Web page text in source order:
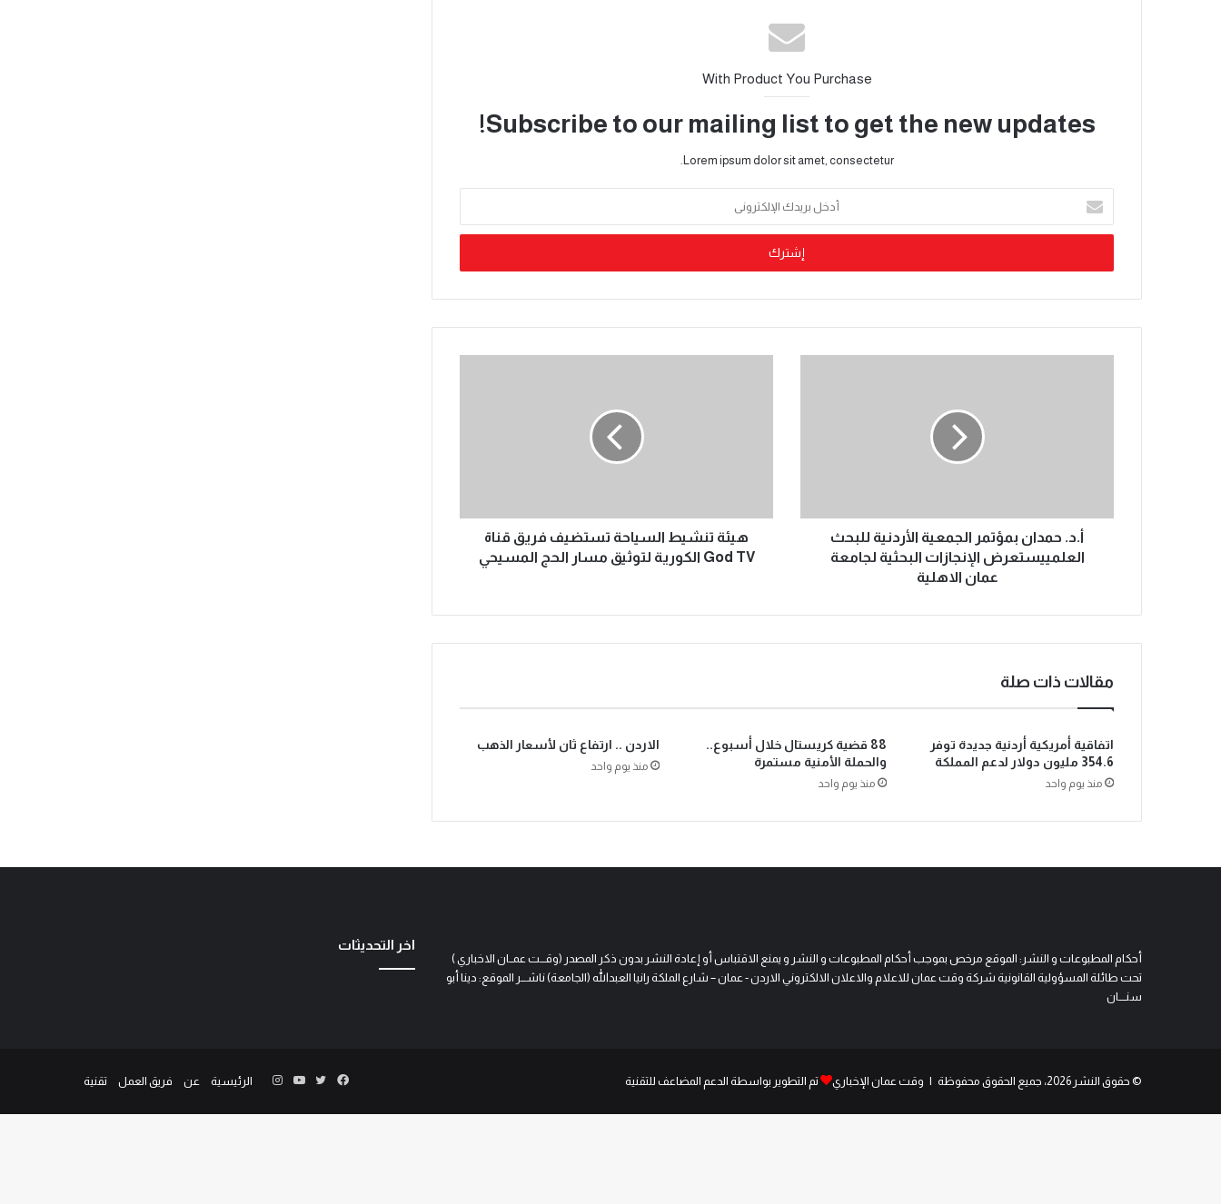
With Product You Purchase
Subscribe to our mailing list to get the new updates!
Lorem ipsum dolor sit amet, consectetur.
أ.د. حمدان بمؤتمر الجمعية الأردنية للبحث
العلمييستعرض الإنجازات البحثية لجامعة
عمان الاهلية
هيئة تنشيط السياحة تستضيف فريق قناة
God TV الكورية لتوثيق مسار الحج المسيحي
مقالات ذات صلة
اتفاقية أمريكية أردنية جديدة توفر
354.6 مليون دولار لدعم المملكة
منذ يوم واحد
88 قضية كريستال خلال أسبوع..
والحملة الأمنية مستمرة
منذ يوم واحد
الاردن .. ارتفاع ثان لأسعار الذهب
منذ يوم واحد
أحكام المطبوعات و النشر: الموقع مرخص بموجب أحكام المطبوعات و النشر و يمنع الاقتباس أو إعادة النشر بدون ذكر المصدر (وقـــت عمــان الاخباري )
تحت طائلة المسؤولية القانونية شركة وقت عمان للاعلام والاعلان الالكتروني الاردن - عمان – شارع الملكة رانيا العبدالله (الجامعة) ناشـــر الموقع: دينا أبو
سنــــان
اخر التحديثات
© حقوق النشر 2026، جميع الحقوق محفوظة | وقت عمان الإخباري تم التطوير بواسطة الدعم المضاعف للتقنية الرئيسية عن فريق العمل تقنية